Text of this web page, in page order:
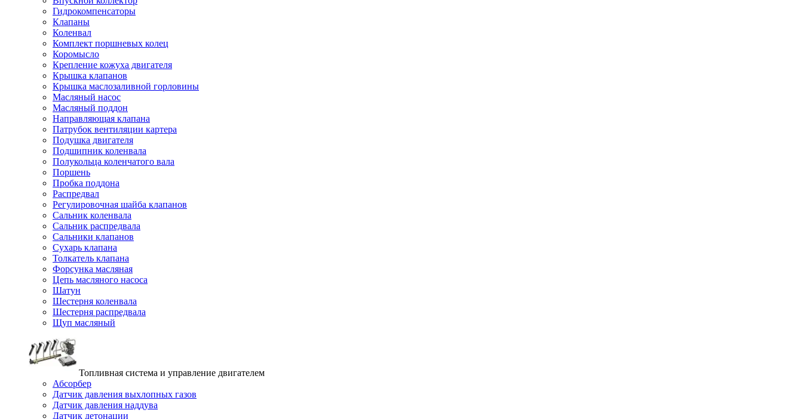
Гидрокомпенсаторы
Клапаны
Коленвал
Комплект поршневых колец
Коромысло
Крепление кожуха двигателя
Крышка клапанов
Крышка маслозаливной горловины
Масляный насос
Масляный поддон
Направляющая клапана
Патрубок вентиляции картера
Подушка двигателя
Подшипник коленвала
Полукольца коленчатого вала
Поршень
Пробка поддона
Распредвал
Регулировочная шайба клапанов
Сальник коленвала
Сальник распредвала
Сальники клапанов
Сухарь клапана
Толкатель клапана
Форсунка масляная
Цепь масляного насоса
Шатун
Шестерня коленвала
Шестерня распредвала
Щуп масляный
Топливная система и управление двигателем
Абсорбер
Датчик давления выхлопных газов
Датчик давления наддува
Датчик детонации